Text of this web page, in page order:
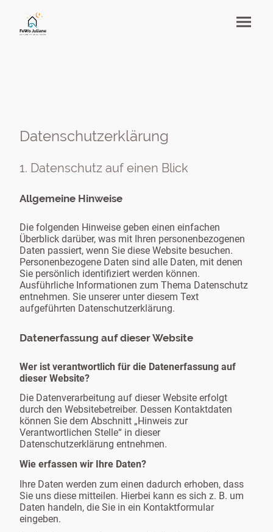
Datenschutzerklärung
1. Datenschutz auf einen Blick
Allgemeine Hinweise
Die folgenden Hinweise geben einen einfachen
Überblick darüber, was mit Ihren personenbezogenen
Daten passiert, wenn Sie diese Website besuchen.
Personenbezogene Daten sind alle Daten, mit denen
Sie persönlich identifiziert werden können.
Ausführliche Informationen zum Thema Datenschutz
entnehmen. Sie unserer unter diesem Text
aufgeführten Datenschutzerklärung.
Datenerfassung auf dieser Website
Wer ist verantwortlich für die Datenerfassung auf
dieser Website?
Die Datenverarbeitung auf dieser Website erfolgt
durch den Websitebetreiber. Dessen Kontaktdaten
können Sie dem Abschnitt „Hinweis zur
Verantwortlichen Stelle“ in dieser
Datenschutzerklärung entnehmen.
Wie erfassen wir Ihre Daten?
Ihre Daten werden zum einen dadurch erhoben, dass
Sie uns diese mitteilen. Hierbei kann es sich z. B. um
Daten handeln, die Sie in ein Kontaktformular
eingeben.